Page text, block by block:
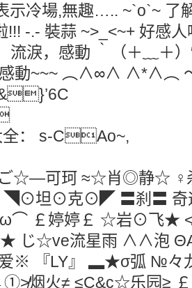
示冷場,無趣….. ~`o`~ 了
!!! -.- 裝蒜 ~>_<~+ 好感
流淚，感動 ‵（＋﹏＋）
感動~~~ ︵∧∞∧ ∧*∧︵
全： s-CAo~,
☆—可珂 ≈☆肖◎静☆ ♀
坦⊙克⊙◤ 〓刹〓 奇
￡婷婷￡ ☆岩⊙飞★ ≮
じ☆ve流星雨 ∧∧泡
爱※ 『LY』 ▂★σ弧 №
烟火≠ ≤C&c☆乐园≥ ￡